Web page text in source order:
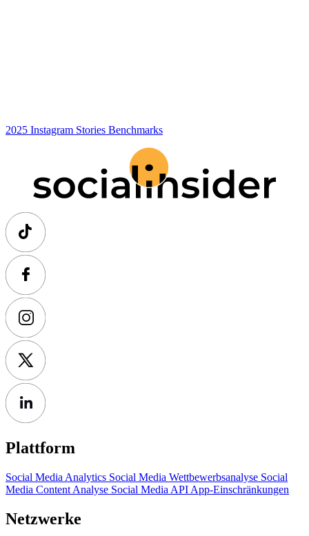
2025 Instagram Stories Benchmarks
Plattform
Social Media Analytics Social Media Wettbewerbsanalyse Social
Media Content Analyse Social Media API App-Einschränkungen
Netzwerke